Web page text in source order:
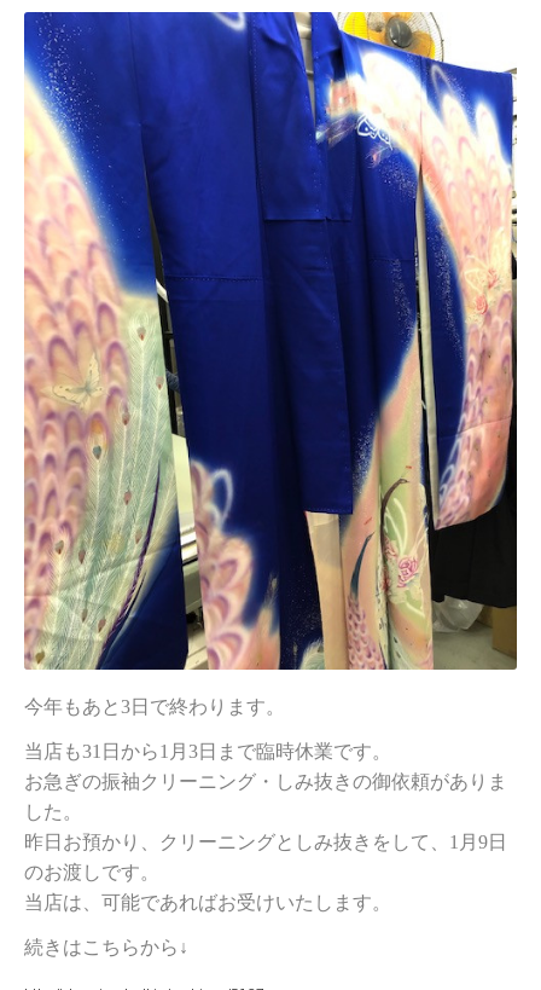
今年もあと3日で終わります。
当店も31日から1月3日まで臨時休業です。
お急ぎの振袖クリーニング・しみ抜きの御依頼がありま
した。
昨日お預かり、クリーニングとしみ抜きをして、1月9日
のお渡しです。
当店は、可能であればお受けいたします。
続きはこちらから↓